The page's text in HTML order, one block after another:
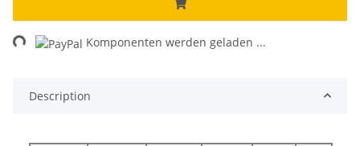
Komponenten werden geladen ...
Description